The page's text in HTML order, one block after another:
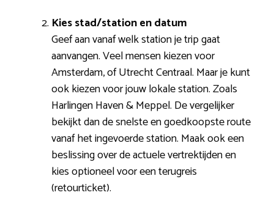
Kies stad/station en datum
Geef aan vanaf welk station je trip gaat
aanvangen. Veel mensen kiezen voor
Amsterdam, of Utrecht Centraal. Maar je kunt
ook kiezen voor jouw lokale station. Zoals
Harlingen Haven & Meppel. De vergelijker
bekijkt dan de snelste en goedkoopste route
vanaf het ingevoerde station. Maak ook een
beslissing over de actuele vertrektijden en
kies optioneel voor een terugreis
(retourticket).